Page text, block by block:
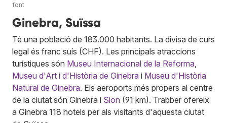
font
Ginebra, Suïssa
Té una població de 183.000 habitants. La divisa de curs
legal és franc suís (CHF). Les principals atraccions
turístiques són Museu Internacional de la Reforma
Museu d'Art i d'Història de Ginebra i Museu d'Història
Natural de Ginebra. Els aeroports més propers al centre
de la ciutat són Ginebra i Sion (91 km). Trabber ofereix
a Ginebra 118 hotels per als visitants d'aquesta ciutat